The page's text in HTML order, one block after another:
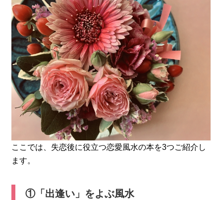
ここでは、失恋後に役立つ恋愛風水の本を3つご紹介し
ます。
①「出逢い」をよぶ風水